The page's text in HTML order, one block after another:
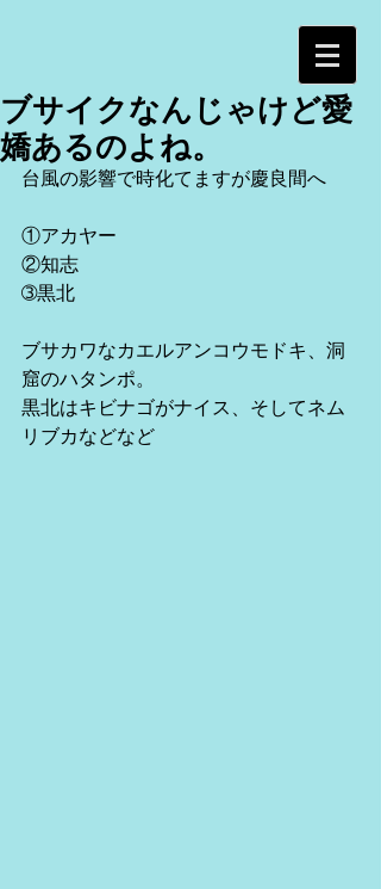
ブサイクなんじゃけど愛
嬌あるのよね。
台風の影響で時化てますが慶良間へ
①アカヤー
②知志
➂黒北
ブサカワなカエルアンコウモドキ、洞
窟のハタンポ。
黒北はキビナゴがナイス、そしてネム
リブカなどなど